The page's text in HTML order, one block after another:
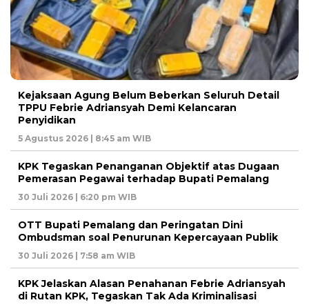
Kejaksaan Agung Belum Beberkan Seluruh Detail
TPPU Febrie Adriansyah Demi Kelancaran
Penyidikan
5 Agustus 2026 | 8:45 am WIB
KPK Tegaskan Penanganan Objektif atas Dugaan
Pemerasan Pegawai terhadap Bupati Pemalang
30 Juli 2026 | 6:20 pm WIB
OTT Bupati Pemalang dan Peringatan Dini
Ombudsman soal Penurunan Kepercayaan Publik
30 Juli 2026 | 7:58 am WIB
KPK Jelaskan Alasan Penahanan Febrie Adriansyah
di Rutan KPK, Tegaskan Tak Ada Kriminalisasi